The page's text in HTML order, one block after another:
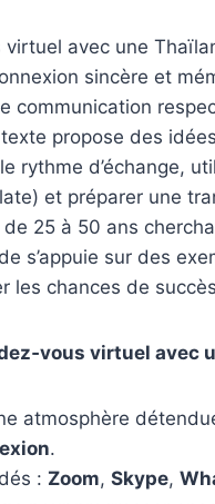
virtuel avec une
sincère et
communication
propose des
rythme d’échange,
et préparer une
25 à 50 ans
s’appuie sur des
les chances de
virtuel avec
atmosphère
.
: Zoom, Skype,